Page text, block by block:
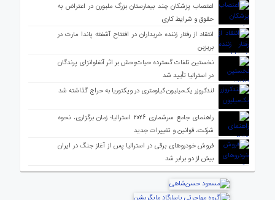
اعتصاب پزشکان چند بیمارستان بزرگ ملبورن در اعتراض به
حقوق و شرایط کاری
انتقاد از رفتار زننده خریداران در افتتاح آشفته پاندا مارت در
بریزبن
نخستین تلفات گسترده حیات‌وحش بر اثر آنفلوانزای پرندگان
در استرالیا تأیید شد
لندکروزر یک‌میلیون کیلومتری در ویکتوریا به حراج گذاشته شد
راهنمای جامع سرشماری ۲۰۲۶ استرالیا؛ زمان برگزاری، نحوه
شرکت، قوانین و تغییرات جدید
فروش خودروهای برقی در استرالیا پس از آغاز جنگ در ایران
بیش از دو برابر شد